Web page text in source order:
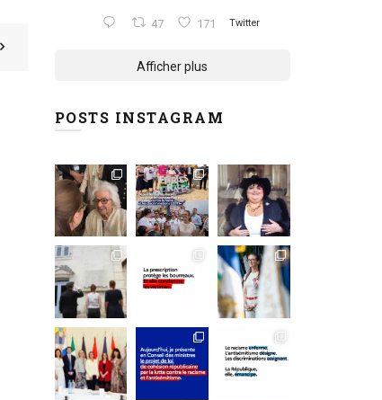
47 171 Twitter
Afficher plus
POSTS INSTAGRAM